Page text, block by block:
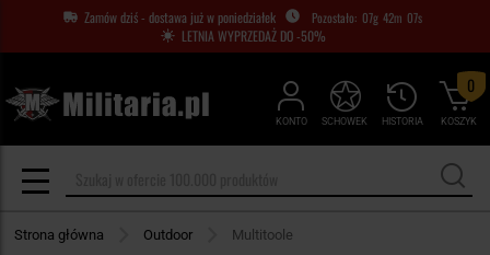
Zamów dziś - dostawa już w poniedziałek 07g 42m 06s
LETNIA WYPRZEDAŻ DO -50%
KONTO HISTORIA
SCHOWEK KOSZYK
0
Strona główna Outdoor Multitoole